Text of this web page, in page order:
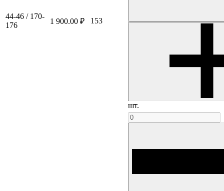
44-46 / 170-
176
1 900.00 ₽ 153
шт.